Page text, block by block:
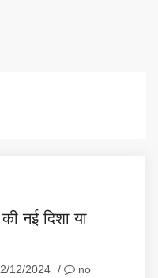
नई दिशा या
12/2024 /
no